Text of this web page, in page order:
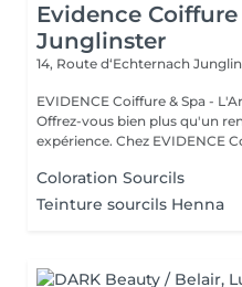
Evidence Coiffure
Junglinster
14, Route d‘Echternach
EVIDENCE Coiffure & Spa -
Offrez-vous bien plus qu'un
expérience. Chez
Coloration Sourcils
Teinture sourcils Henna